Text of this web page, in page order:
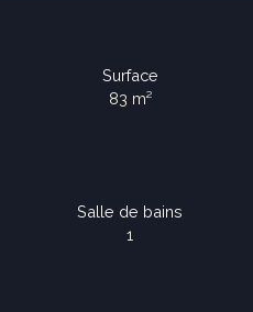
Surface
83 m²
Salle de bains
1